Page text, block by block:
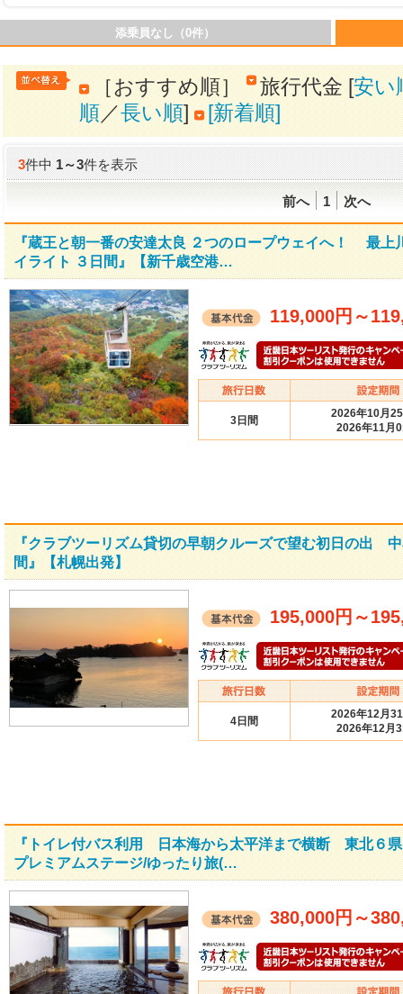
添乗員なし（0件）
［おすすめ順］ 旅行代金 [安い
順／長い順] [新着順]
3件中1～3件を表示
前へ 1 次へ
『蔵王と朝一番の安達太良 ２つのロープウェイへ！ 最
イライト ３日間』【新千歳空港…
119,000円 ～
3日間
2026年10月
2026年11月
『クラブツーリズム貸切の早朝クルーズで望む初日の出
間』【札幌出発】
195,000円 ～
4日間
2026年12月
2026年12月
『トイレ付バス利用 日本海から太平洋まで横断 東北６
プレミアムステージ/ゆったり旅(…
380,000円 ～